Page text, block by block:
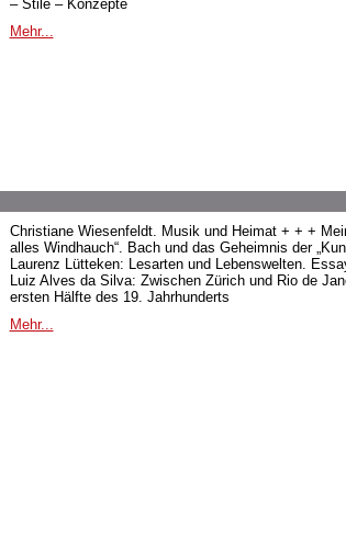
– Stile – Konzepte
Mehr...
Christiane Wiesenfeldt. Musik und Heimat + + +
alles Windhauch“. Bach und das Geheimnis der
Laurenz Lütteken: Lesarten und Lebenswelten.
Luiz Alves da Silva: Zwischen Zürich und Rio de
ersten Hälfte des 19. Jahrhunderts
Mehr...